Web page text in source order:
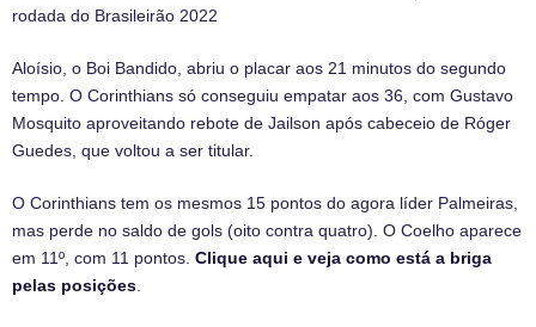
rodada do Brasileirão 2022
Aloísio, o Boi Bandido, abriu o placar aos 21 minutos do segundo
tempo. O Corinthians só conseguiu empatar aos 36, com Gustavo
Mosquito aproveitando rebote de Jailson após cabeceio de Róger
Guedes, que voltou a ser titular.
O Corinthians tem os mesmos 15 pontos do agora líder Palmeiras,
mas perde no saldo de gols (oito contra quatro). O Coelho aparece
em 11º, com 11 pontos. Clique aqui e veja como está a briga
pelas posições